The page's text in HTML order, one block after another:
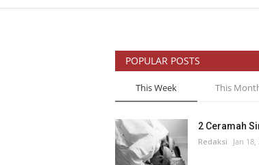
POPULAR POSTS
This Week This
2 Ceramah
Redaksi Jan 18,